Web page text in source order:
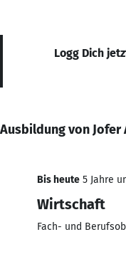
Logg Dich
Ausbildung von Jofer
Bis heute 5 Jahre
Wirtschaft
Fach- und